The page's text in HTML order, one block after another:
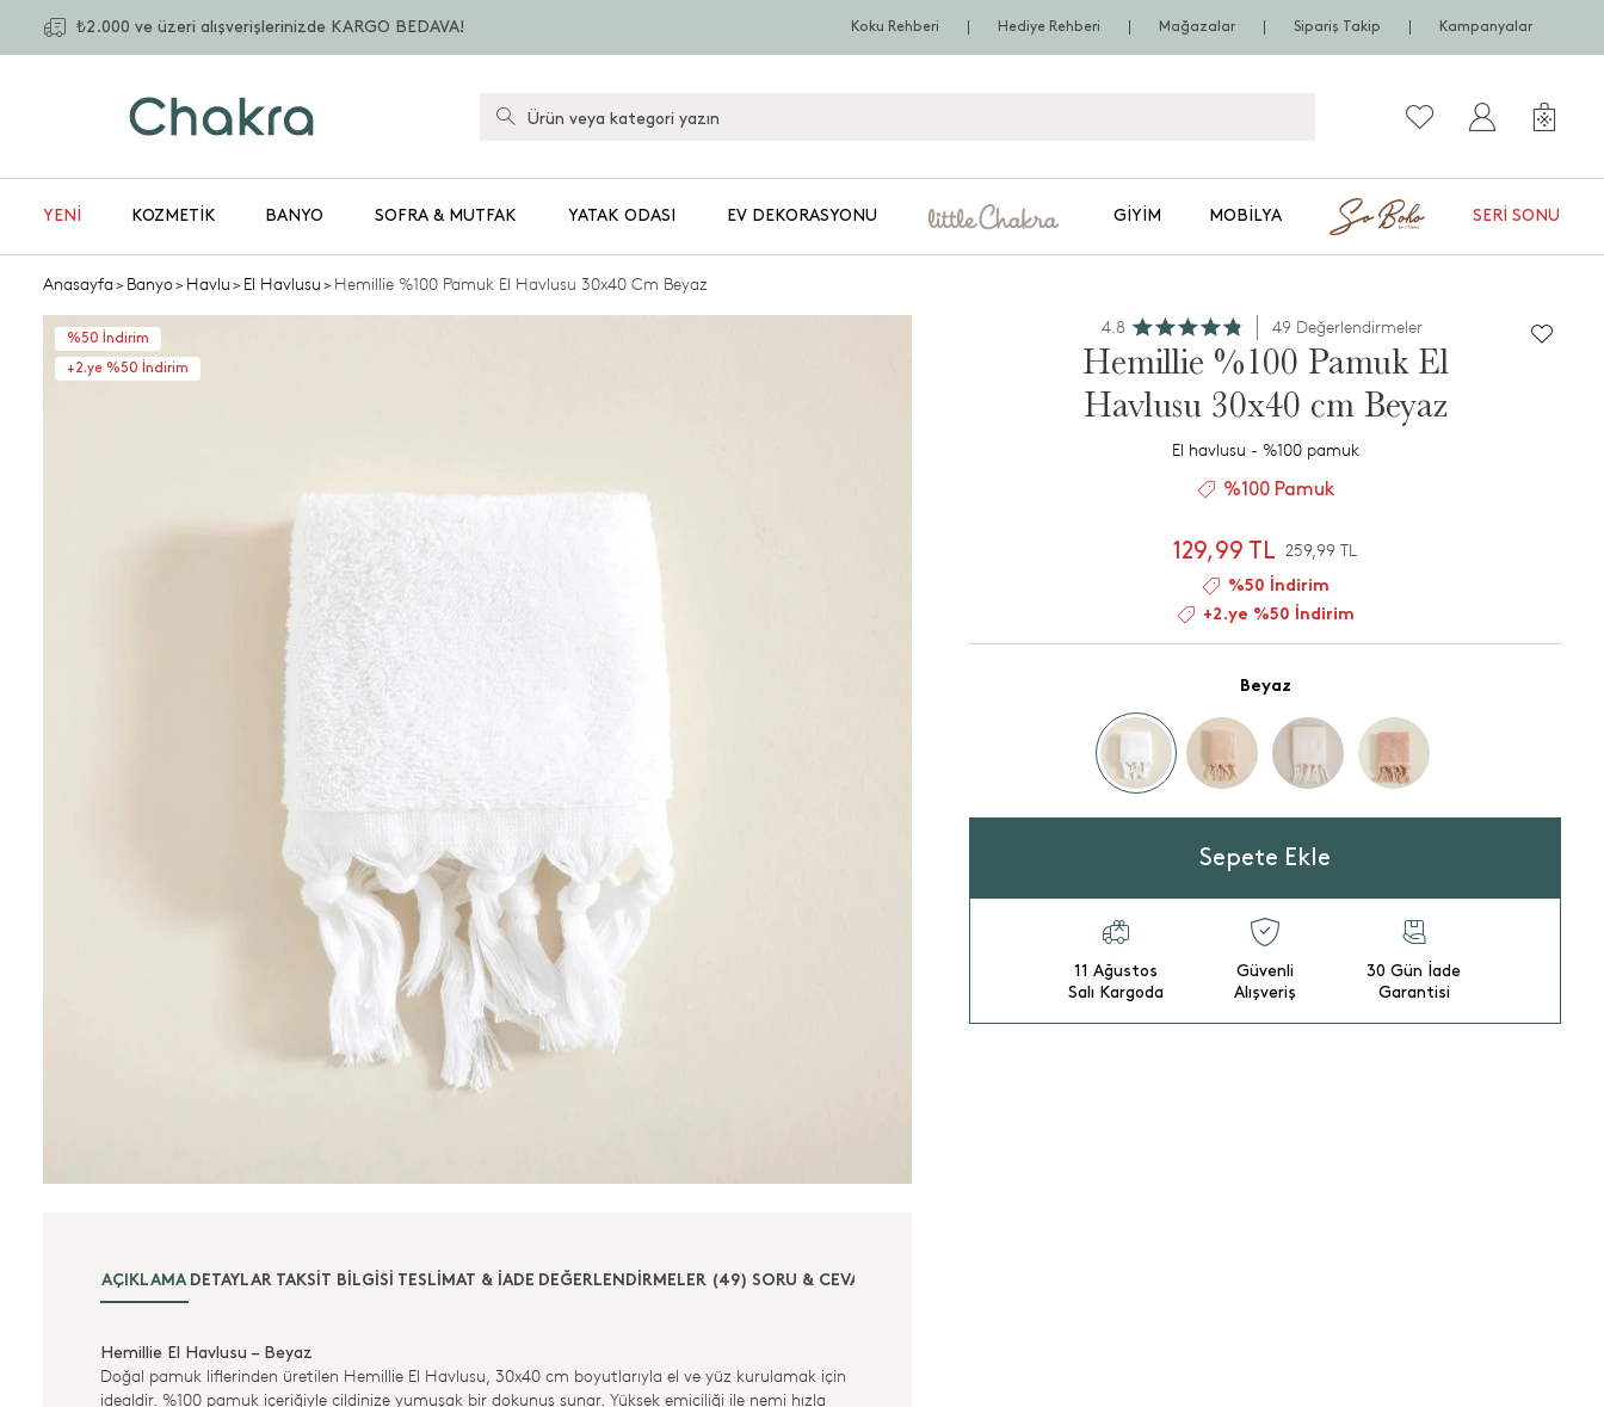
₺2.000 ve üzeri alışverişlerinizde KARGO BEDAVA! Koku Rehberi Hediye Rehberi Mağazalar Sipariş Takip Kampanyalar
YENİ KOZMETIK BANYO SOFRA & MUTFAK YATAK ODASI EV DEKORASYONU GIYIM MOBILYA SERI SONU
Anasayfa>Banyo>Havlu>El Havlusu>Hemillie %100 Pamuk El Havlusu 30x40 Cm Beyaz
%50 İndirim
+2.ye %50 İndirim
AÇIKLAMA DETAYLAR TAKSIT BILGISI TESLIMAT & İADE DEĞERLENDİRMELER (49) SORU & CEVAP (1)
Hemillie El Havlusu – Beyaz
Doğal pamuk liflerinden üretilen Hemillie El Havlusu, 30x40 cm boyutlarıyla el ve yüz kurulamak için
idealdir. %100 pamuk içeriğiyle cildinize yumuşak bir dokunuş sunar. Yüksek emiciliği ile nemi hızla
4.8 49 Değerlendirmeler
Hemillie %100 Pamuk El
Havlusu 30x40 cm Beyaz
El havlusu - %100 pamuk
%100 Pamuk
129,99 TL 259,99 TL
%50 İndirim
+2.ye %50 İndirim
Beyaz
Sepete Ekle
11 Ağustos
Salı Kargoda
Güvenli
Alışveriş
30 Gün İade
Garantisi